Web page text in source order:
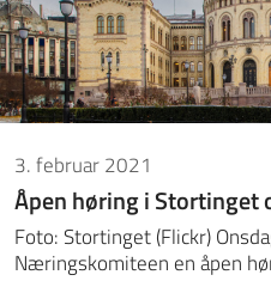
PRESSE ENGLISH
3. februar 2021
Åpen høring i Stortinget
Foto: Stortinget (Flickr)
Næringskomiteen en åpen